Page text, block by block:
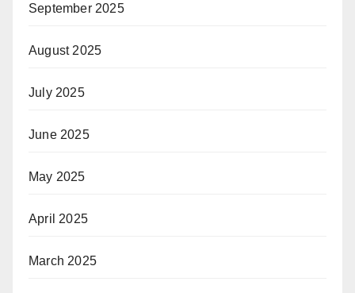
September 2025
August 2025
July 2025
June 2025
May 2025
April 2025
March 2025